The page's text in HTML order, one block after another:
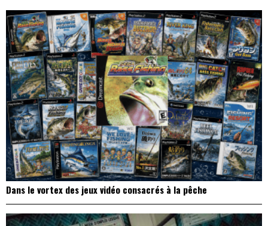
Dans le vortex des jeux vidéo consacrés à la pêche